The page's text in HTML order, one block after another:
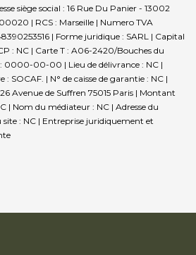
siège social : 16 Rue Du Panier - 13002
| RCS : Marseille | Numero TVA
| Forme juridique : SARL | Capital
: NC | Carte T : A06-2420/Bouches du
0000-00-00 | Lieu de délivrance : NC |
: SOCAF. | N° de caisse de garantie : NC |
Avenue de Suffren 75015 Paris | Montant
| Nom du médiateur : NC | Adresse du
: NC | Entreprise juridiquement et